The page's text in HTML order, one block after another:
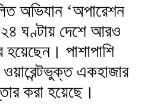
অভিযান ‘অপারেশন
২৪ ঘণ্টায় দেশে আরও
পাশাপাশি
একহাজার
করা হয়েছে।